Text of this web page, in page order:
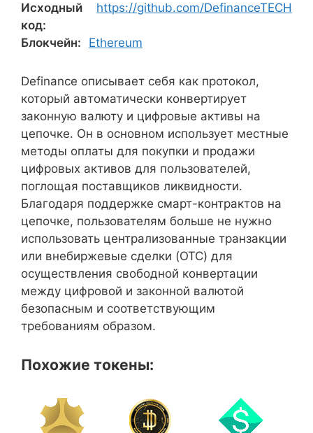
Исходный
код:
https://github.com/DefinanceTECH
Блокчейн: Ethereum
Definance описывает себя как протокол,
который автоматически конвертирует
законную валюту и цифровые активы на
цепочке. Он в основном использует местные
методы оплаты для покупки и продажи
цифровых активов для пользователей,
поглощая поставщиков ликвидности.
Благодаря поддержке смарт-контрактов на
цепочке, пользователям больше не нужно
использовать централизованные транзакции
или внебиржевые сделки (OTC) для
осуществления свободной конвертации
между цифровой и законной валютой
безопасным и соответствующим
требованиям образом.
Похожие токены: